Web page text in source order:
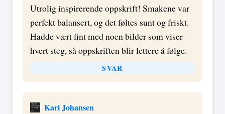
Utrolig inspirerende oppskrift! Smakene var
perfekt balansert, og det føltes sunt og friskt.
Hadde vært fint med noen bilder som viser
hvert steg, så oppskriften blir lettere å følge.
SVAR
Kari Johansen